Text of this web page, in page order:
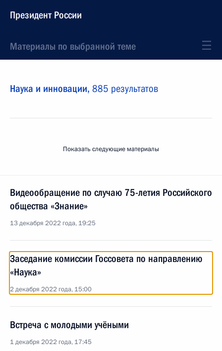
Президент России
Материалы по выбранной теме
Наука и инновации, 885 результатов
Показать следующие материалы
Видеообращение по случаю 75-летия Российского
общества «Знание»
13 декабря 2022 года, 19:25
Заседание комиссии Госсовета по направлению
«Наука»
2 декабря 2022 года, 15:00
Встреча с молодыми учёными
1 декабря 2022 года, 17:45